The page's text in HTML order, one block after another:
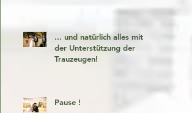
... und natürlich alles mit
der Unterstützung der
Trauzeugen!
Pause !